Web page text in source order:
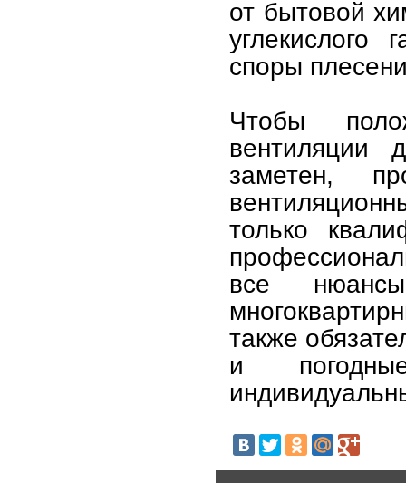
от бытовой
споры
Чтобы
вентиляции
заметен,
только
все
также
и